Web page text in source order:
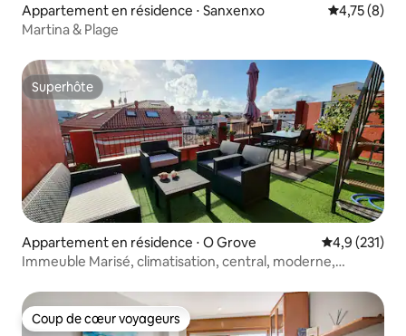
Appartement en résidence ⋅ Sanxenxo Évaluation
4,75 (8)
Martina & Plage
Superhôte
Superhôte
Appartement en résidence ⋅ O Grove Évaluation
4,9 (231)
Immeuble Marisé, climatisation, central, moderne,
Coup de cœur voyageurs
Coup de cœur voyageurs